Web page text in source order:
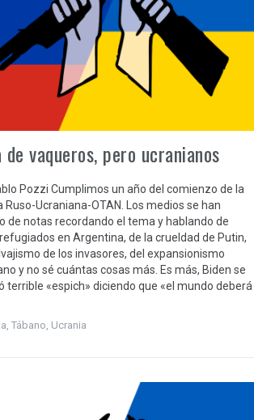
vaqueros, pero ucranianos
Pozzi Cumplimos un año del comienzo de la
Ruso-Ucraniana-OTAN. Los medios se han
de notas recordando el tema y hablando de
en Argentina, de la crueldad de Putin,
de los invasores, del expansionismo
y no sé cuántas cosas más. Es más, Biden se
terrible «espich» diciendo que «el mundo deberá
, Tábano, Ucrania